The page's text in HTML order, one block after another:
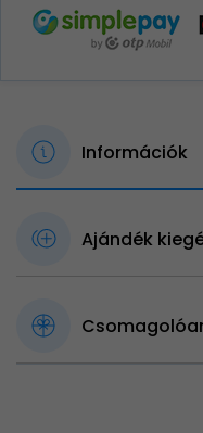
Információk
Ajándék